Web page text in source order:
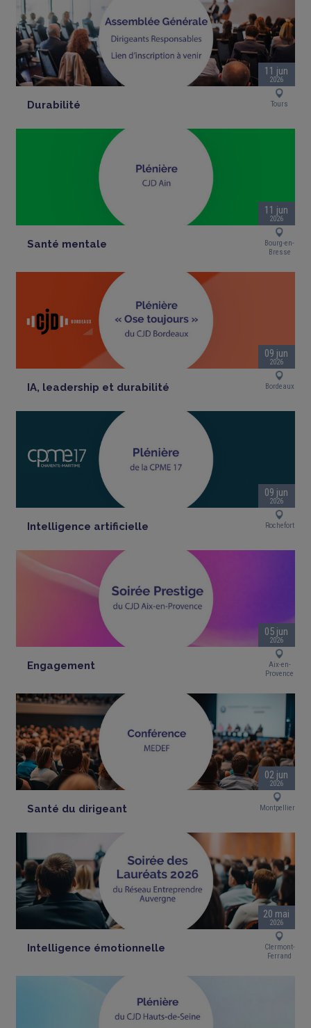
11 jun
2026
Durabilité Tours
11 jun
2026
Santé mentale
Bourg-en-
Bresse
09 jun
2026
IA, leadership et durabilité Bordeaux
09 jun
2026
Intelligence artificielle Rochefort
05 jun
2026
Engagement
Aix-en-
Provence
02 jun
2026
Santé du dirigeant Montpellier
20 mai
2026
Intelligence émotionnelle
Clermont-
Ferrand